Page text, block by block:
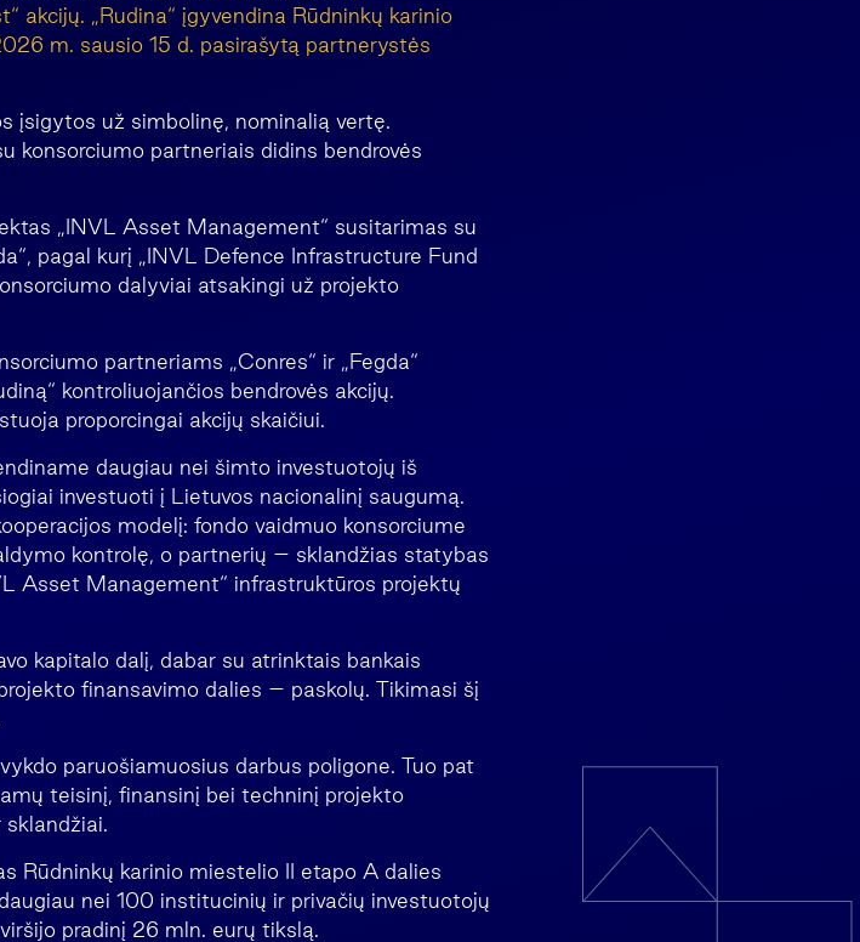
akcijų. „Rudina“ įgyvendina Rūdninkų karinio
m. sausio 15 d. pasirašytą partnerystės
įsigytos už simbolinę, nominalią vertę.
konsorciumo partneriais didins bendrovės
„INVL Asset Management“ susitarimas su
pagal kurį „INVL Defence Infrastructure Fund
dalyviai atsakingi už projekto
partneriams „Conres“ ir „Fegda“
kontroliuojančios bendrovės akcijų.
proporcingai akcijų skaičiui.
daugiau nei šimto investuotojų iš
investuoti į Lietuvos nacionalinį saugumą.
modelį: fondo vaidmuo konsorciume
kontrolę, o partnerių – sklandžias statybas
Asset Management“ infrastruktūros projektų
kapitalo dalį, dabar su atrinktais bankais
finansavimo dalies – paskolų. Tikimasi šį
paruošiamuosius darbus poligone. Tuo pat
teisinį, finansinį bei techninį projekto
Rūdninkų karinio miestelio II etapo A dalies
nei 100 institucinių ir privačių investuotojų
pradinį 26 mln. eurų tikslą.